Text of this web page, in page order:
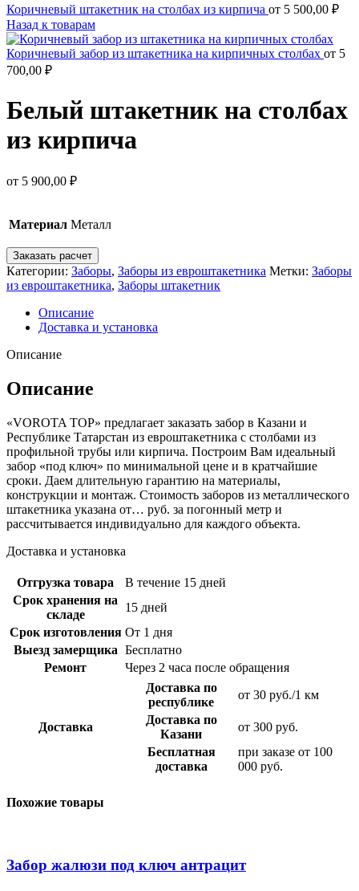
Коричневый штакетник на столбах из кирпича от 5 500,00 ₽
Назад к товарам
Коричневый забор из штакетника на кирпичных столбах от 5
700,00 ₽
Белый штакетник на столбах
из кирпича
от 5 900,00 ₽
Материал Металл
Заказать расчет
Категории: Заборы, Заборы из евроштакетника Метки: Заборы
из евроштакетника, Заборы штакетник
Описание
Доставка и установка
Описание
Описание
«VOROTA TOP» предлагает заказать забор в Казани и
Республике Татарстан из евроштакетника с столбами из
профильной трубы или кирпича. Построим Вам идеальный
забор «под ключ» по минимальной цене и в кратчайшие
сроки. Даем длительную гарантию на материалы,
конструкции и монтаж. Стоимость заборов из металлического
штакетника указана от… руб. за погонный метр и
рассчитывается индивидуально для каждого объекта.
Доставка и установка
Отгрузка товара
В течение 15 дней
Срок хранения на
складе
15 дней
Срок изготовления От 1 дня
Выезд замерщика Бесплатно
Ремонт
Через 2 часа после обращения
Доставка
Доставка по
республике
от 30 руб./1 км
Доставка по
Казани
от 300 руб.
Бесплатная
доставка
при заказе от 100
000 руб.
Похожие товары
Забор жалюзи под ключ антрацит